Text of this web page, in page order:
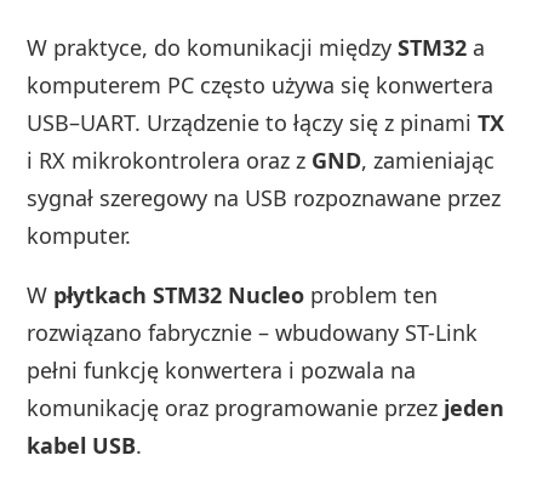
W praktyce, do komunikacji międzySTM32 a
komputerem PC często używa się konwertera
USB–UART. Urządzenie to łączy się z pinamiTX
i RX mikrokontrolera oraz z GND, zamieniając
sygnał szeregowy na USB rozpoznawane przez
komputer.
W płytkach STM32 Nucleo problem ten
rozwiązano fabrycznie – wbudowany ST-Link
pełni funkcję konwertera i pozwala na
komunikację oraz programowanie przez jeden
kabel USB.